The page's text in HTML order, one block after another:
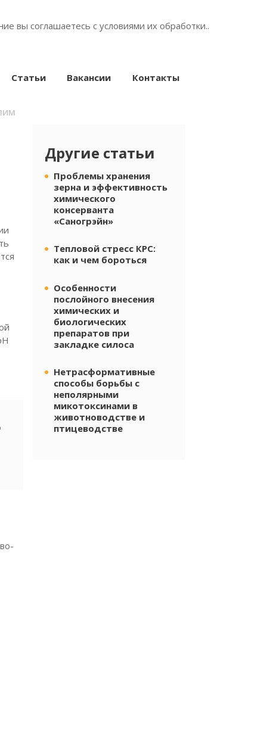
вы соглашаетесь с условиями их обработки..
Статьи Вакансии Контакты
Другие статьи
Проблемы хранения
зерна и эффективность
химического
консерванта
«Саногрэйн»
Тепловой стресс КРС:
как и чем бороться
Особенности
послойного внесения
химических и
биологических
препаратов при
закладке силоса
Нетрасформативные
способы борьбы с
неполярными
микотоксинами в
животноводстве и
птицеводстве